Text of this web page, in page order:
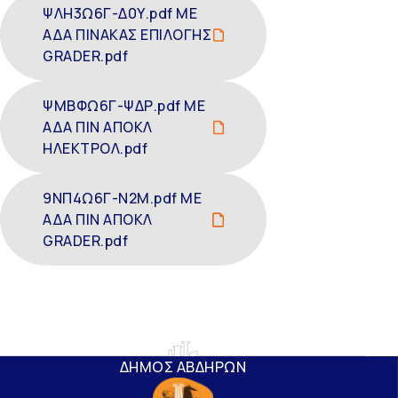
ΨΛΗ3Ω6Γ-Δ0Υ.pdf ΜΕ
ΑΔΑ ΠΙΝΑΚΑΣ ΕΠΙΛΟΓΗΣ
GRADER.pdf
ΨΜΒΦΩ6Γ-ΨΔΡ.pdf ΜΕ
ΑΔΑ ΠΙΝ ΑΠΟΚΛ
ΗΛΕΚΤΡΟΛ.pdf
9ΝΠ4Ω6Γ-Ν2Μ.pdf ΜΕ
ΑΔΑ ΠΙΝ ΑΠΟΚΛ
GRADER.pdf
ΔΗΜΟΣ ΑΒΔΗΡΩΝ